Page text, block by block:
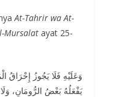
At-Tahrir wa At-
Mursalat ayat 25-
وَعَلَيْهِ فَلَا يَجُوزُ إِحْرَاقُ
يَفْعَلُهُ بَعْضُ الرُّومَانِ،